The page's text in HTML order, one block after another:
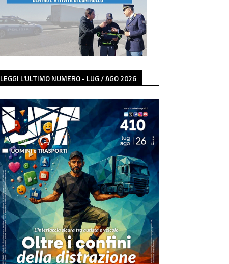
LEGGI L'ULTIMO NUMERO - LUG / AGO 2026